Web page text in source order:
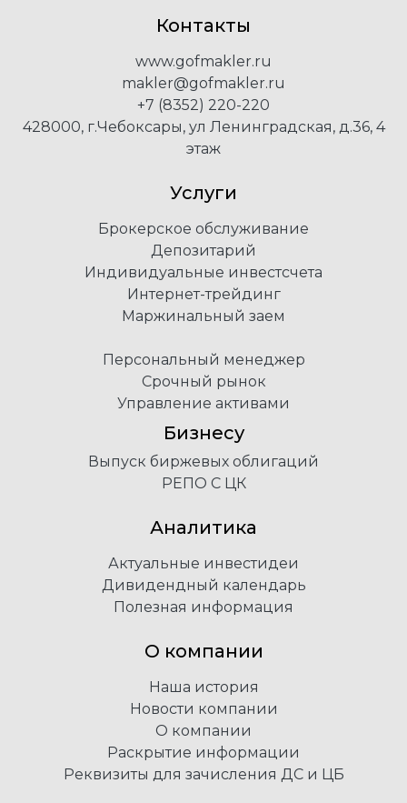
Услуги
Брокерское обслуживание
Депозитарий
Индивидуальные инвестсчета
Интернет-трейдинг
Маржинальный заем
Контакты
www.gofmakler.ru
makler@gofmakler.ru
+7 (8352) 220-220
428000, г.Чебоксары, ул Ленинградская, д.36, 4
этаж
Аналитика
Актуальные инвестидеи
Дивидендный календарь
Полезная информация
Персональный менеджер
Срочный рынок
Управление активами
Бизнесу
Выпуск биржевых облигаций
РЕПО С ЦК
О компании
Наша история
Новости компании
О компании
Раскрытие информации
Реквизиты для зачисления ДС и ЦБ